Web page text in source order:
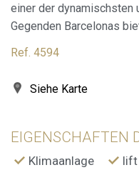
einer der dynamischsten
Gegenden Barcelonas
Ref. 4594
Siehe Karte
EIGENSCHAFTEN
Klimaanlage lift